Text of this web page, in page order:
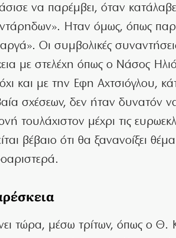
να παρέμβει, όταν
Ηταν όμως, όπως
Οι συμβολικές
με στελέχη όπως ο Νάσος
και με την Εφη Αχτσιόγλου,
σχέσεων, δεν ήταν δυνατόν
τουλάχιστον μέχρι τις
βέβαιο ότι θα ξανανοίξει
τώρα, μέσω τρίτων, όπως ο Θ.